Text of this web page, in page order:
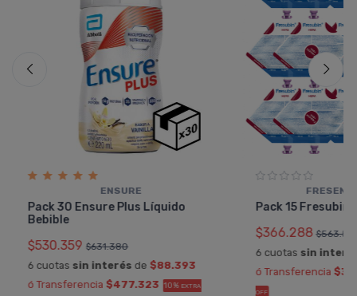
ENSURE
Pack 30 Ensure Plus Lí­quido
Bebible
$530.359 $631.380
6 cuotas sin interés de $88.393
ó Transferencia $477.323 10% EXTRA
Pack 15 Fresubin
$366.288
6 cuotas sin
ó Transferencia
OFF